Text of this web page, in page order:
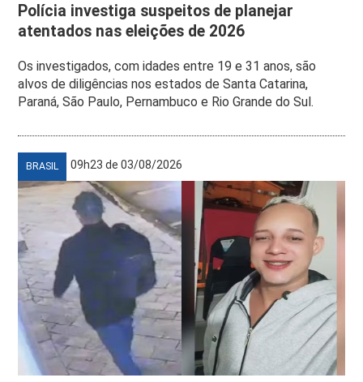
Polícia investiga suspeitos de planejar
atentados nas eleições de 2026
Os investigados, com idades entre 19 e 31 anos, são
alvos de diligências nos estados de Santa Catarina,
Paraná, São Paulo, Pernambuco e Rio Grande do Sul.
BRASIL 09h23 de 03/08/2026